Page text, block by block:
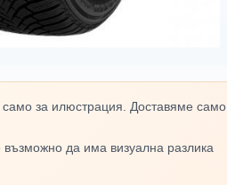
само за илюстрация. Доставяме само
да има визуална разлика